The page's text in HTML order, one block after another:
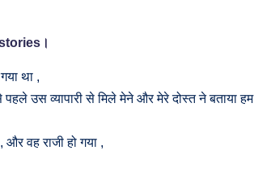
stories।
था ,
उस व्यापारी से मिले मेने और मेरे दोस्त ने बताया हम
वह राजी हो गया ,